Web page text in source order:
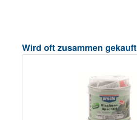
Produktgalerie überspringen
Wird oft zusammen gekauft